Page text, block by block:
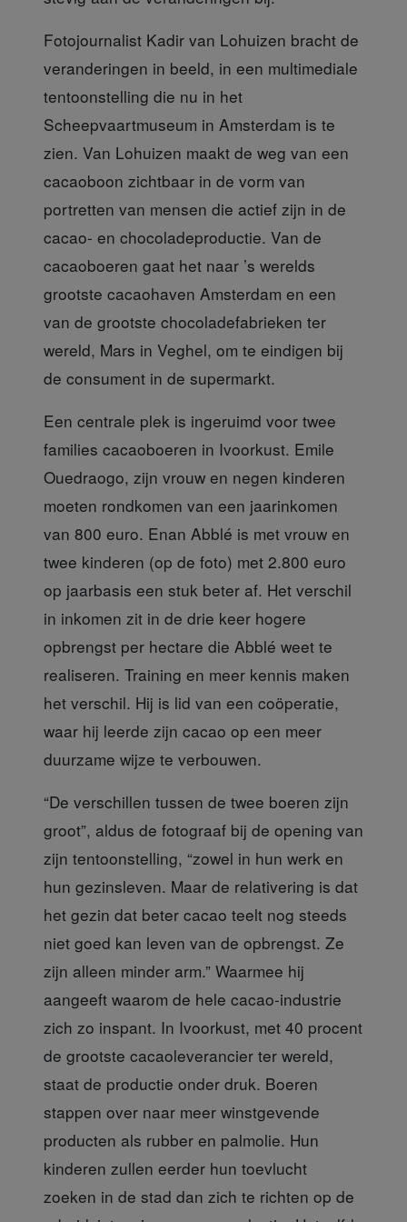
Fotojournalist Kadir van Lohuizen bracht de
veranderingen in beeld, in een multimediale
tentoonstelling die nu in het
Scheepvaartmuseum in Amsterdam is te
zien. Van Lohuizen maakt de weg van een
cacaoboon zichtbaar in de vorm van
portretten van mensen die actief zijn in de
cacao- en chocoladeproductie. Van de
cacaoboeren gaat het naar ’s werelds
grootste cacaohaven Amsterdam en een
van de grootste chocoladefabrieken ter
wereld, Mars in Veghel, om te eindigen bij
de consument in de supermarkt.
Een centrale plek is ingeruimd voor twee
families cacaoboeren in Ivoorkust. Emile
Ouedraogo, zijn vrouw en negen kinderen
moeten rondkomen van een jaarinkomen
van 800 euro. Enan Abblé is met vrouw en
twee kinderen (op de foto) met 2.800 euro
op jaarbasis een stuk beter af. Het verschil
in inkomen zit in de drie keer hogere
opbrengst per hectare die Abblé weet te
realiseren. Training en meer kennis maken
het verschil. Hij is lid van een coöperatie,
waar hij leerde zijn cacao op een meer
duurzame wijze te verbouwen.
“De verschillen tussen de twee boeren zijn
groot”, aldus de fotograaf bij de opening van
zijn tentoonstelling, “zowel in hun werk en
hun gezinsleven. Maar de relativering is dat
het gezin dat beter cacao teelt nog steeds
niet goed kan leven van de opbrengst. Ze
zijn alleen minder arm.” Waarmee hij
aangeeft waarom de hele cacao-industrie
zich zo inspant. In Ivoorkust, met 40 procent
de grootste cacaoleverancier ter wereld,
staat de productie onder druk. Boeren
stappen over naar meer winstgevende
producten als rubber en palmolie. Hun
kinderen zullen eerder hun toevlucht
zoeken in de stad dan zich te richten op de